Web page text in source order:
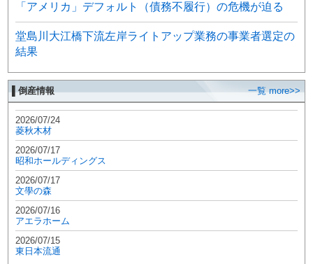
「アメリカ」デフォルト（債務不履行）の危機が迫る
堂島川大江橋下流左岸ライトアップ業務の事業者選定の
結果
▌倒産情報 一覧 more>>
2026/07/24
菱秋木材
2026/07/17
昭和ホールディングス
2026/07/17
文學の森
2026/07/16
アエラホーム
2026/07/15
東日本流通